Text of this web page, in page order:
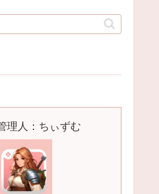
理人：ちぃずむ